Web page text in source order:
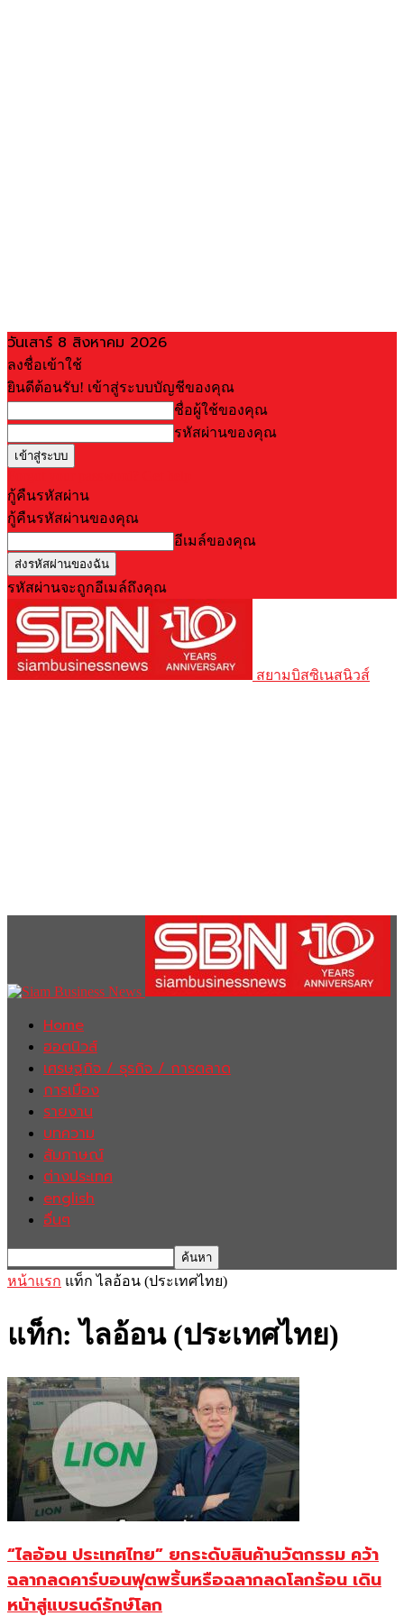
วันเสาร์ 8 สิงหาคม 2026
ลงชื่อเข้าใช้
ยินดีต้อนรับ! เข้าสู่ระบบบัญชีของคุณ
ชื่อผู้ใช้ของคุณ
รหัสผ่านของคุณ
กู้คืนรหัสผ่าน
กู้คืนรหัสผ่านของคุณ
อีเมล์ของคุณ
รหัสผ่านจะถูกอีเมล์ถึงคุณ
สยามบิสซิเนสนิวส์
Home
ฮอตนิวส์
เศรษฐกิจ / ธุรกิจ / การตลาด
การเมือง
รายงาน
บทความ
สัมภาษณ์
ต่างประเทศ
english
อื่นๆ
หน้าแรก แท็ก ไลอ้อน (ประเทศไทย)
แท็ก: ไลอ้อน (ประเทศไทย)
“ไลอ้อน ประเทศไทย” ยกระดับสินค้านวัตกรรม คว้า
ฉลากลดคาร์บอนฟุตพริ้นหรือฉลากลดโลกร้อน เดิน
หน้าสู่แบรนด์รักษ์โลก